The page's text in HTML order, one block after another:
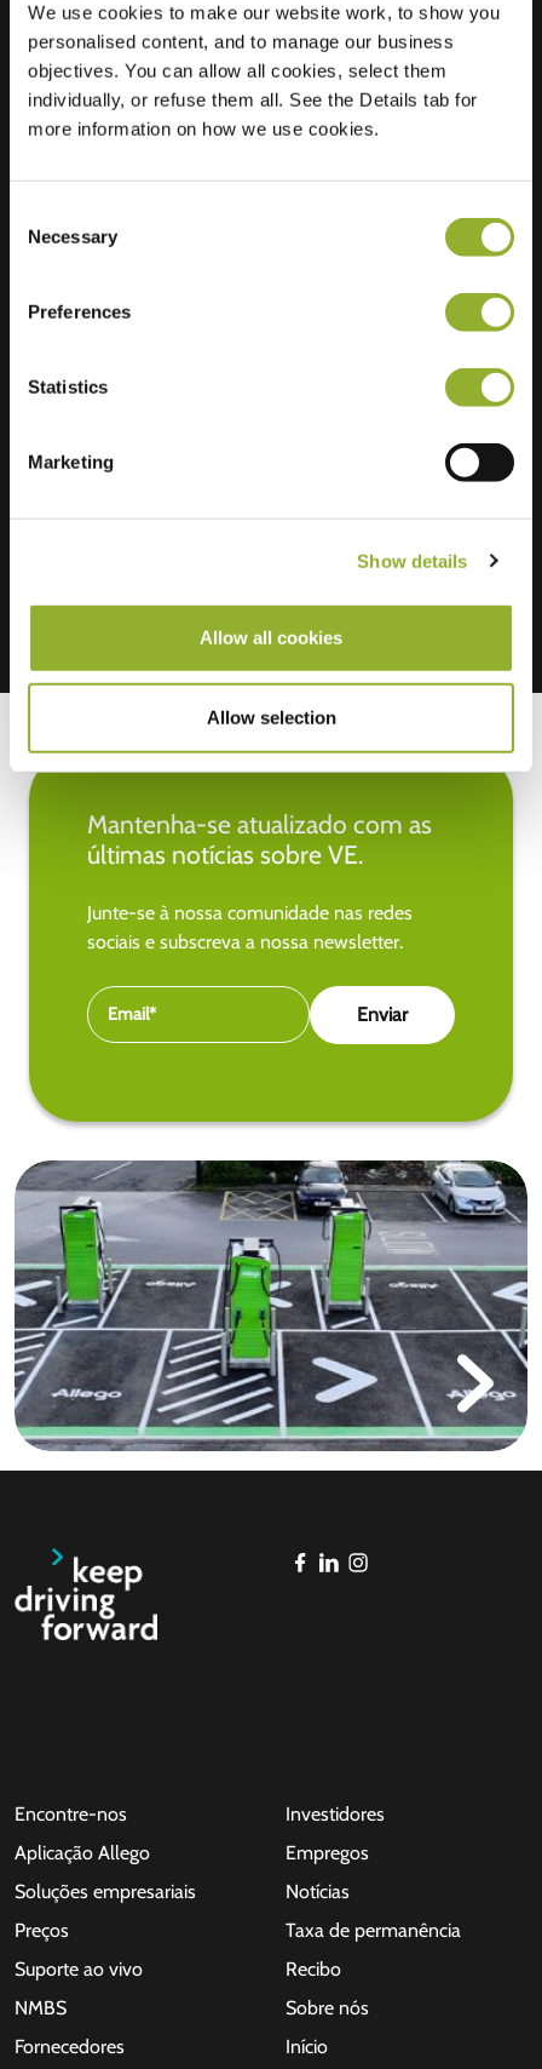
We use cookies to make our website work, to show you
personalised content, and to manage our business
objectives. You can allow all cookies, select them
individually, or refuse them all. See the Details tab for
more information on how we use cookies.
Selection
Necessary
Preferences
Statistics
Marketing
Show details
Allow all cookies
Allow selection
Localização
jack Cornwell street
(Dersingham
Avenue)
E12 5QH London
Mantenha-se atualizado com as
últimas notícias sobre VE.
Junte-se à nossa comunidade nas redes
sociais e subscreva a nossa newsletter.
Encontre-nos
Aplicação Allego
Soluções empresariais
Preços
Suporte ao vivo
NMBS
Fornecedores
Investidores
Empregos
Notícias
Taxa de permanência
Recibo
Sobre nós
Início